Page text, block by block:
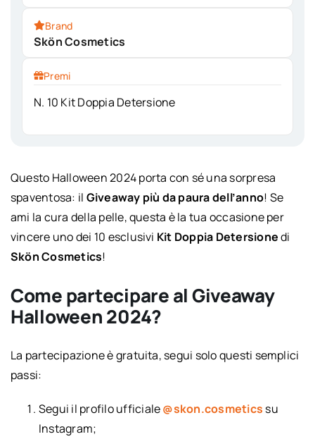
Brand
Skön Cosmetics
Premi
N. 10 Kit Doppia Detersione
Questo Halloween 2024 porta con sé una sorpresa
spaventosa: il Giveaway più da paura dell’anno! Se
ami la cura della pelle, questa è la tua occasione per
vincere uno dei 10 esclusivi Kit Doppia Detersionedi
Skön Cosmetics!
Come partecipare al Giveaway
Halloween 2024?
La partecipazione è gratuita, segui solo questi semplici
passi:
Segui il profilo ufficiale@skon.cosmetics su
Instagram;